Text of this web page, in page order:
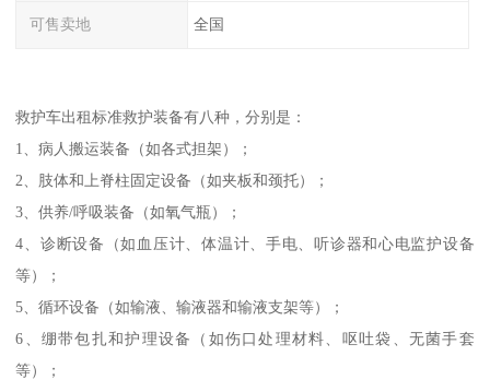
可售卖地 全国
救护车出租标准救护装备有八种，分别是：
1、病人搬运装备（如各式担架）；
2、肢体和上脊柱固定设备（如夹板和颈托）；
3、供养/呼吸装备（如氧气瓶）；
4、诊断设备（如血压计、体温计、手电、听诊器和心电监护设备
等）；
5、循环设备（如输液、输液器和输液支架等）；
6、绷带包扎和护理设备（如伤口处理材料、呕吐袋、无菌手套
等）；